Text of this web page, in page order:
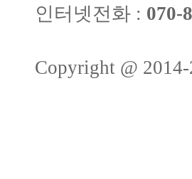
인터넷전화 : 070-
Copyright @